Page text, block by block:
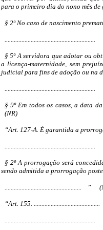
para o primeiro dia do nono mês
§ 2º No caso de nascimento
...........................................................
§ 5º A servidora que adotar ou
a licença-maternidade, sem
judicial para fins de adoção ou na
...........................................................
§ 9º Em todos os casos, a data
(NR)
“Art. 127-A. É garantida a
...........................................................
§ 2º A prorrogação será
sendo admitida a prorrogação
.................................................. ”
“Art. 155. ...........................................
...........................................................